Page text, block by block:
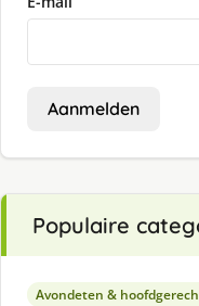
Aanmelden
Populaire
Avondeten &